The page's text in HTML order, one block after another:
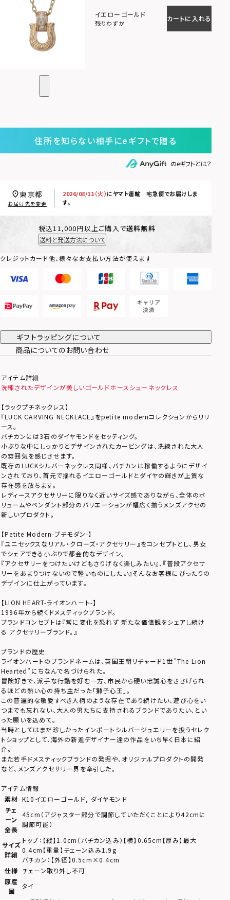
イエローゴールド
残りわずか
カートに入れる
住所を知らない相手にeギフトで贈る
のeギフトとは？
2026/08/11（火）にヤマト運輸 宅急便でお届けしま
す。
東京都
お届け先を変更
税込11,000円以上ご購入で送料無料
送料と発送方法について
クレジットカード他、様々なお支払い方法が使えます
ギフトラッピングについて
商品についてのお問い合わせ
アイテム詳細
洗練されたデザインが美しいゴールドホースシューネックレス
【ラックプチネックレス】
『LUCK CARVING NECKLACE』をpetite modernコレクションからリリ
ース。
バチカンには3石のダイヤモンドをセッティング。
小ぶりな中にしっかりとデザインされたカービングは、洗練された大人
の雰囲気を感じさせます。
既存のLUCKシルバーネックレス同様、バチカンは稼働するようにデザイ
ンされており、首元で揺れるイエローゴールドとダイヤの輝きが上質な
存在感を放ちます。
レディースアクセサリーに限りなく近いサイズ感でありながら、全体のボ
リュームやペンダント部分のバリエーションが幅広く揃うメンズアクセの
新しいプロダクト。
【Petite Modern-プチモダン-】
『ユニセックスなリアル・クローズ・アクセサリー』をコンセプトとし、男女
でシェアできる小ぶりで都会的なデザイン。
『アクセサリーをつけたいけどもさりげなく楽しみたい』、『普段アクセサ
リーをあまりつけないので軽いものにしたい』そんなお客様にぴったりの
デザインに仕上がっています。
【LION HEART-ライオンハート-】
1996年から続くドメスティックブランド。
ブランドコンセプトは『常に変化を恐れず 新たな価値観をシェアし続け
る アクセサリーブランド。』
ブランドの歴史
ライオンハートのブランドネームは、英国王朝リチャード1世”The Lion
Hearted”にちなんで名づけられた。
冒険好きで、派手な行動を好む一方、市民から硬い忠誠心をささげられ
るほどの熱い心の持ち主だった「獅子心王」。
この普遍的な敬愛すべき人柄のような存在であり続けたい、遊び心をい
つまでも忘れない、大人の男たちに支持されるブランドでありたい、とい
った願いを込めて。
当時としてはまだ珍しかったインポートシルバージュエリーを扱うセレク
トショップとして、海外の新進デザイナー達の作品をいち早く日本に紹
介。
また若手ドメスティックブランドの発掘や、オリジナルプロダクトの開発
など、メンズアクセサリー界を牽引した。
アイテム情報
素材 K10イエローゴールド, ダイヤモンド
チェ
ーン
全長
45cm（アジャスター部分で調節していただくことにより42cmに
調節可能）
サイズ
詳細
トップ：【縦】1.0cm（バチカン込み）【横】0.65cm【厚み】最大
0.4cm【重量】チェーン込み1.9g
バチカン：【外径】0.5cm×0.4cm
仕様 チェーン取り外し不可
原産
国
タイ